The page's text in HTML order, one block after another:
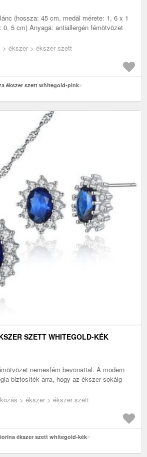
(hossza: 45 cm, medál mérete: 1, 6 x 1
0, 5 cm) Anyaga: antiallergén fémötvözet
> ékszer > ékszer szett
ékszer szett whitegold-pink
SZETT WHITEGOLD-KÉK
nemesfém bevonattal. A modern
biztosíték arra, hogy az ékszer sokáig
> ékszer > ékszer szett
ékszer szett whitegold-kék